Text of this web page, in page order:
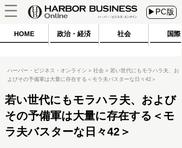
▶PC版
HOME 政治・経済 社会 国際
ハーバー・ビジネス・オンライン 社会
若い世代にもモラハラ夫、お
よびその予備軍は大量に存在する＜モラ夫バスターな日々42＞
若い世代にもモラハラ夫、および
その予備軍は大量に存在する＜モ
ラ夫バスターな日々42＞